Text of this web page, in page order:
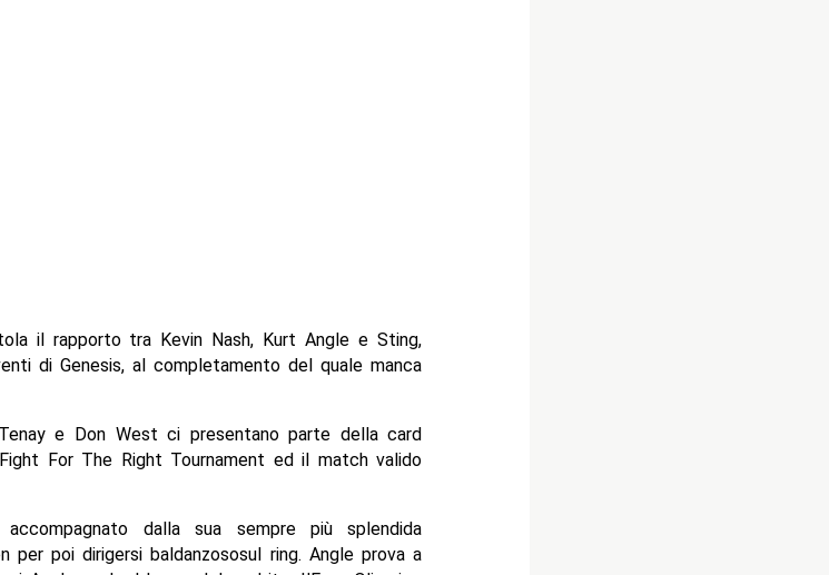
il rapporto tra Kevin Nash, Kurt Angle e Sting,
di Genesis, al completamento del quale manca
e Don West ci presentano parte della card
For The Right Tournament ed il match valido
dalla sua sempre più splendida
per poi dirigersi baldanzososul ring. Angle prova a